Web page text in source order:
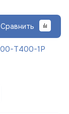
Сравнить
Т400-1Р